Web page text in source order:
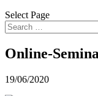
Select Page
Online-
19/06/2020